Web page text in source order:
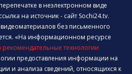
в неэлектронном виде
на источник - сайт Sochi24.tv.
без письменного
«На информационном ресурсе
технологии
предоставления информации на
и анализа сведений, относящихся к